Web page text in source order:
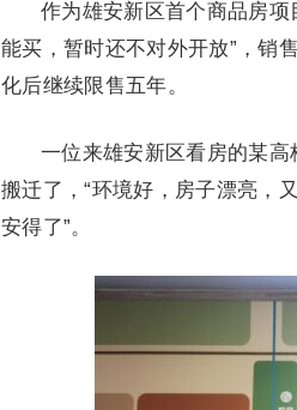
作为雄安新区首个商品房
能买，暂时还不对外开放”，销
化后继续限售五年。
一位来雄安新区看房的某
搬迁了，“环境好，房子漂亮，
安得了”。